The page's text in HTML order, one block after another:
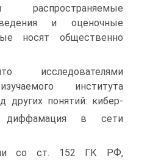
и оценочные
носят общественно
исследователями
института
других понятий: кибер-
в сети
со ст. 152 ГК РФ,